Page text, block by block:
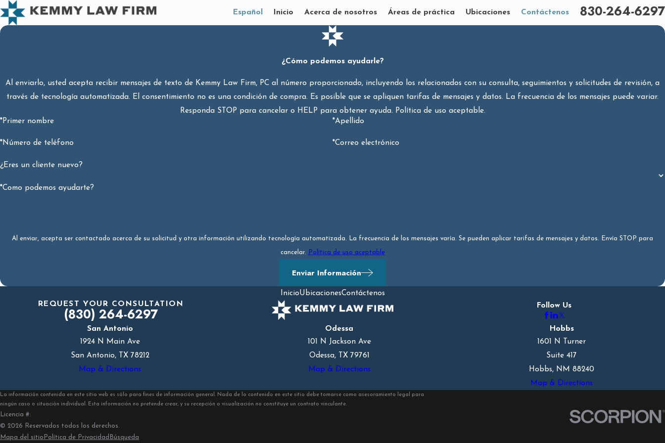
Español Inicio Acerca de nosotros Áreas de práctica Ubicaciones Contáctenos 830-264-6297
¿Cómo podemos ayudarle?
Al enviarlo, usted acepta recibir mensajes de texto de Kemmy Law Firm, PC al número proporcionado, incluyendo los relacionados con su consulta, seguimientos y solicitudes de revisión, a
través de tecnología automatizada. El consentimiento no es una condición de compra. Es posible que se apliquen tarifas de mensajes y datos. La frecuencia de los mensajes puede variar.
Responda STOP para cancelar o HELP para obtener ayuda. Política de uso aceptable.
*Primer nombre
*Apellido
*Número de teléfono *Correo electrónico
¿Eres un cliente nuevo?
*Como podemos ayudarte?
Al enviar, acepta ser contactado acerca de su solicitud y otra información utilizando tecnología automatizada. La frecuencia de los mensajes varía. Se pueden aplicar tarifas de mensajes y datos. Envía STOP para
cancelar. Política de uso aceptable
Enviar Información
InicioUbicacionesContáctenos
REQUEST YOUR CONSULTATION
(830) 264-6297 Follow Us
San Antonio
1924 N Main Ave
San Antonio, TX 78212
Map & Directions
Odessa
101 N Jackson Ave
Odessa, TX 79761
Map & Directions
Hobbs
1601 N Turner
Suite 417
Hobbs, NM 88240
Map & Directions
La información contenida en este sitio web es sólo para fines de información general. Nada de lo contenido en este sitio debe tomarse como asesoramiento legal para
ningún caso o situación individual. Esta información no pretende crear, y su recepción o visualización no constituye un contrato vinculante.
Licencia #:
© 2026 Reservados todos los derechos.
Mapa del sitio Política de Privacidad Búsqueda